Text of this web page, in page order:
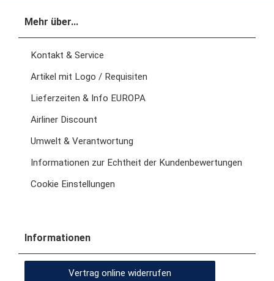
Mehr über...
Kontakt & Service
Artikel mit Logo / Requisiten
Lieferzeiten & Info EUROPA
Airliner Discount
Umwelt & Verantwortung
Informationen zur Echtheit der Kundenbewertungen
Cookie Einstellungen
Informationen
Vertrag online widerrufen